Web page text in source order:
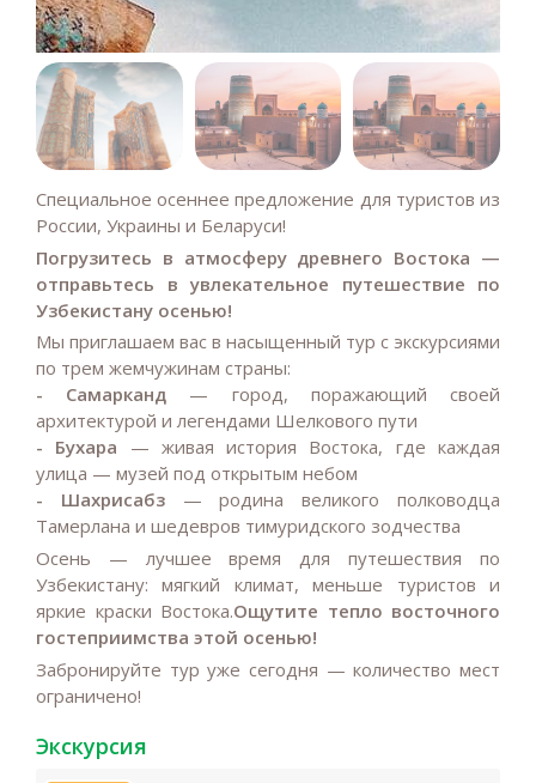
Специальное осеннее предложение для туристов из
России, Украины и Беларуси!
Погрузитесь в атмосферу древнего Востока —
отправьтесь в увлекательное путешествие по
Узбекистану осенью!
Мы приглашаем вас в насыщенный тур с экскурсиями
по трем жемчужинам страны:
- Самарканд — город, поражающий своей
архитектурой и легендами Шелкового пути
- Бухара — живая история Востока, где каждая
улица — музей под открытым небом
- Шахрисабз— родина великого полководца
Тамерлана и шедевров тимуридского зодчества
Осень — лучшее время для путешествия по
Узбекистану: мягкий климат, меньше туристов и
яркие краски Востока.Ощутите тепло восточного
гостеприимства этой осенью!
Забронируйте тур уже сегодня — количество мест
ограничено!
Экскурсия